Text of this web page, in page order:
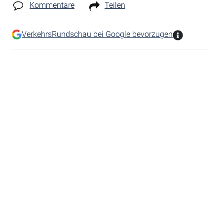
Kommentare Teilen
VerkehrsRundschau bei Google bevorzugen